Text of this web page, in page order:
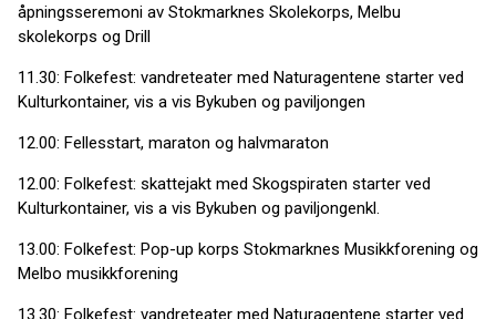
åpningsseremoni av Stokmarknes Skolekorps, Melbu
skolekorps og Drill
11.30: Folkefest: vandreteater med Naturagentene starter ved
Kulturkontainer, vis a vis Bykuben og paviljongen
12.00: Fellesstart, maraton og halvmaraton
12.00: Folkefest: skattejakt med Skogspiraten starter ved
Kulturkontainer, vis a vis Bykuben og paviljongenkl.
13.00: Folkefest: Pop-up korps Stokmarknes Musikkforening og
Melbo musikkforening
13.30: Folkefest: vandreteater med Naturagentene starter ved